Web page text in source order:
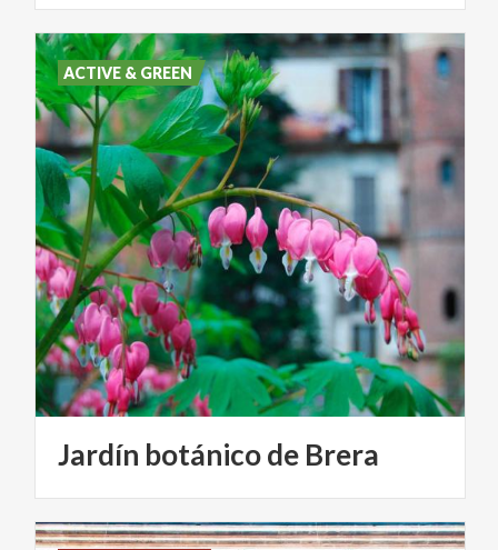
Jardín botánicode Brera
ACTIVE & GREEN